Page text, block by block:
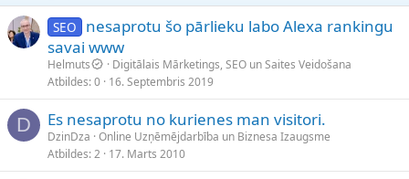
SEO
nesaprotu šo pārlieku labo Alexa rankingu
savai www
Helmuts
Digitālais Mārketings, SEO un Saites Veidošana
Atbildes 0 16. Septembris 2019
D Es nesaprotu no kurienes man visitori.
DzinDza Online Uzņēmējdarbība un Biznesa Izaugsme
Atbildes 2 17. Marts 2010